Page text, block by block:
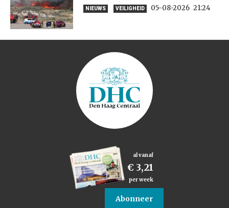
NIEUWS VEILIGHEID 05-08-2026 21:24
al vanaf
€ 3,21
per week
Abonneer